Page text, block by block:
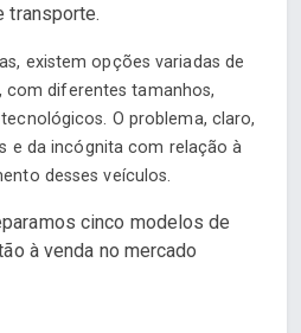
transporte.
existem opções variadas de
com diferentes tamanhos,
O problema, claro,
e da incógnita com relação à
desses veículos.
cinco modelos de
à venda no mercado